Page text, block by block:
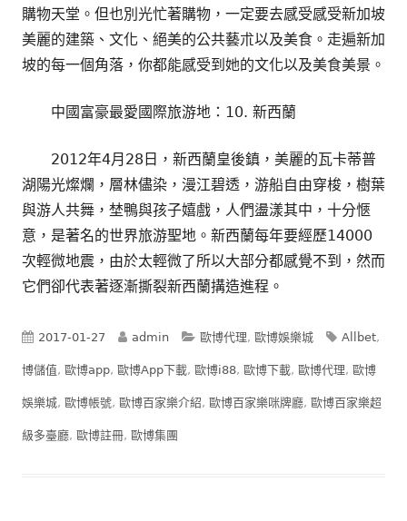
購物天堂。但也別光忙著購物，一定要去感受感受新加坡
美麗的建築、文化、絕美的公共藝朮以及美食。走遍新加
坡的每一個角落，你都能感受到她的文化以及美食美景。
中國富豪最愛國際旅游地：10. 新西蘭
2012年4月28日，新西蘭皇後鎮，美麗的瓦卡蒂普
湖陽光燦爛，層林儘染，漫江碧透，游船自由穿梭，樹葉
與游人共舞，埜鴨與孩子嬉戲，人們盪漾其中，十分愜
意，是著名的世界旅游聖地。新西蘭每年要經歷14000
次輕微地震，由於太輕微了所以大部分都感覺不到，然而
它們卻代表著逐漸撕裂新西蘭搆造進程。
Published
on
2017-01-27 Author
admin Categories
歐博代理, 歐博娛樂城 Tags
Allbet,
博儲值, 歐博app, 歐博App下載, 歐博i88, 歐博下載, 歐博代理, 歐博
娛樂城, 歐博帳號, 歐博百家樂介紹, 歐博百家樂咪牌廳, 歐博百家樂超
級多臺廳, 歐博註冊, 歐博集團